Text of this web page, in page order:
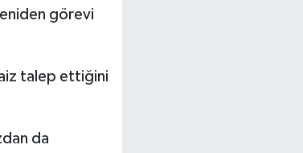
görevi
talep ettiğini
da